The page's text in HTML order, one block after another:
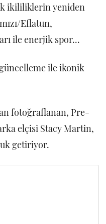
ikililiklerin yeniden
Eflatun,
ile enerjik spor...
ile ikonik
fotoğraflanan, Pre-
elçisi Stacy Martin,
getiriyor.